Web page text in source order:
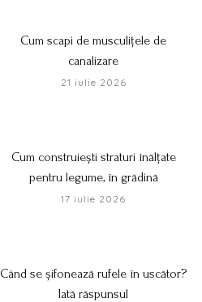
Cum scapi de musculițele de
canalizare
21 iulie 2026
Cum construiești straturi înălțate
pentru legume, în grădină
17 iulie 2026
Când se șifonează rufele în uscător?
Iată răspunsul